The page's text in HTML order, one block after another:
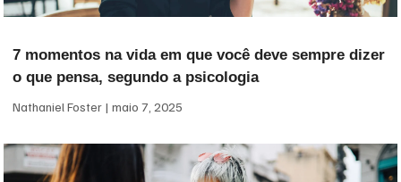
7 momentos na vida em que você deve sempre dizer
o que pensa, segundo a psicologia
Nathaniel Foster maio 7, 2025